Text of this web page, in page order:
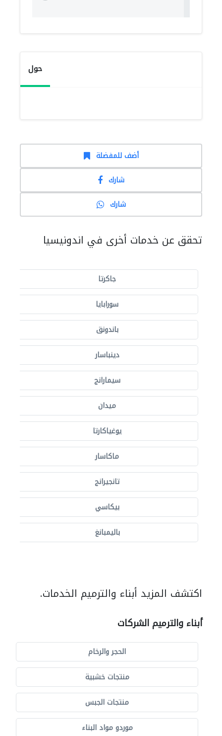
حول
أضف للمفضلة
شارك
شارك
تحقق عن خدمات أخرى في اندونيسيا
جاكرتا
سورابايا
باندونق
دينباسار
سيمارانج
ميدان
يوغياكارتا
ماكاسار
تانجيرانج
بيكاسي
باليمبانغ
اكتشف المزيد أبناء والترميم الخدمات.
أبناء والترميم الشركات
الحجر والرخام
منتجات خشبية
منتجات الجبس
موردو مواد البناء